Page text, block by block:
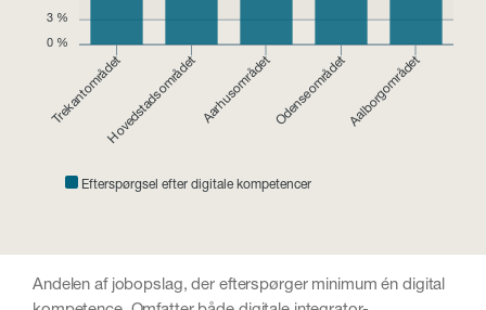
Efterspørgsel efter digitale kompetencer
TrekantområdetHovedstadsområdet AarhusområdetOdenseområdetAalborgområdet
3 %
0 %
Andelen af jobopslag, der efterspørger minimum én digital